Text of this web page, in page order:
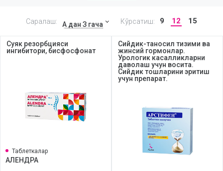
Саралаш: А дан З гача Кўрсатиш: 9 12 15
Суяк резорбцияси
ингибитори, бисфосфонат
Таблеткалар
АЛЕНДРА
Сийдик-таносил тизими ва
жинсий гормонлар.
Урологик касалликларни
даволаш учун восита.
Сийдик тошларини эритиш
учун препарат.